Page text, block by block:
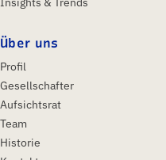
Über uns
Profil
Gesellschafter
Aufsichtsrat
Team
Historie